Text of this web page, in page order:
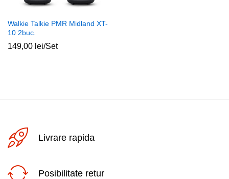
Walkie Talkie PMR Midland XT-
10 2buc.
149,00 lei/Set
Livrare rapida
Posibilitate retur